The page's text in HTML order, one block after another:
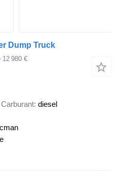
Dump Truck
12 980 €
Carburant diesel